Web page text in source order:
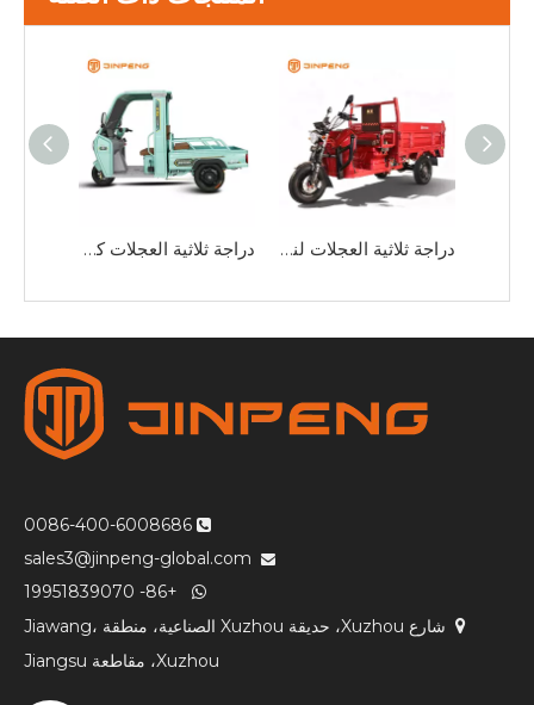
دراجة ثلاثية العجلات كهربائية للركاب والبضائع P9 دراجة ثلاثية العجلات لنقل البضائع الكهربائية مع تفريغ هيدروليكي E-JB150Z


sales3@jinpeng-global.com

+86- 19951839070

شارع Xuzhou، حديقة Xuzhou الصناعية، منطقة Jiawang،
Xuzhou، مقاطعة Jiangsu